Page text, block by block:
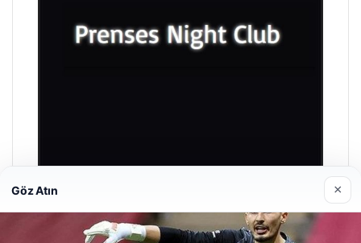
Prenses Night Club
Nisan 29, 2026
Göz Atın ×